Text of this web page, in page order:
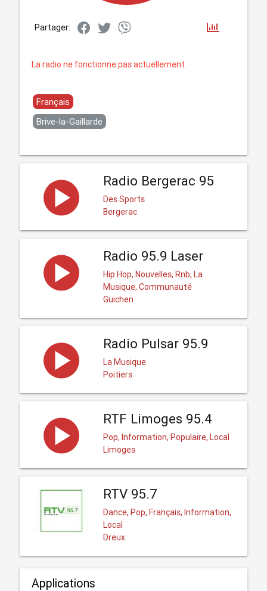
Partager:
La radio ne fonctionne pas actuellement.
Français
Brive-la-Gaillarde
Radio Bergerac 95
Des Sports
Bergerac
Radio 95.9 Laser
Hip Hop, Nouvelles, Rnb, La
Musique, Communauté
Guichen
Radio Pulsar 95.9
La Musique
Poitiers
RTF Limoges 95.4
Pop, Information, Populaire, Local
Limoges
RTV 95.7
Dance, Pop, Français, Information,
Local
Dreux
Applications